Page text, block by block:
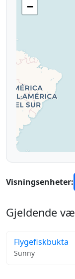
−
Visningsenheter:
Gjeldende
Flygefiskbukta
Sunny